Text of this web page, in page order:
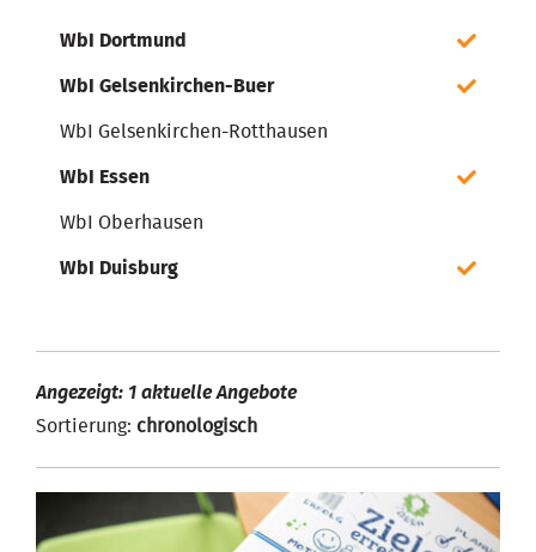
WbI Dortmund
WbI Gelsenkirchen-Buer
WbI Gelsenkirchen-Rotthausen
WbI Essen
WbI Oberhausen
WbI Duisburg
Angezeigt: 1 aktuelle Angebote
Sortierung: chronologisch